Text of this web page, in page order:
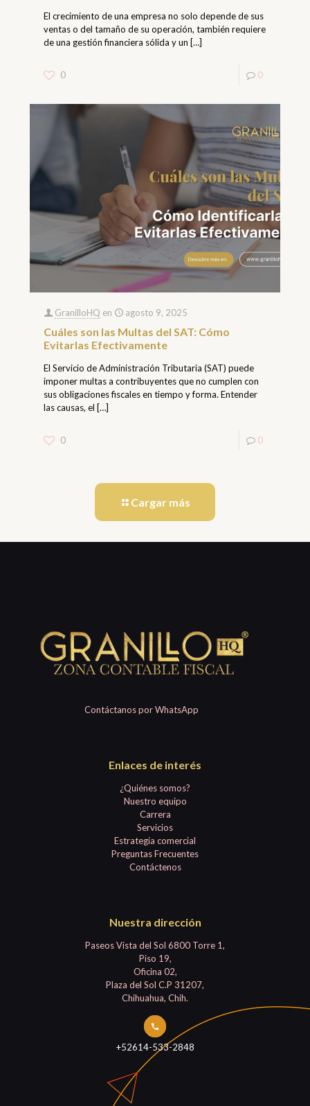
El crecimiento de una empresa no solo depende de sus
ventas o del tamaño de su operación, también requiere
de una gestión financiera sólida y un […]
0 0
GranilloHQ en agosto 9, 2025
Cuáles son las Multas del SAT: Cómo
Evitarlas Efectivamente
El Servicio de Administración Tributaria (SAT) puede
imponer multas a contribuyentes que no cumplen con
sus obligaciones fiscales en tiempo y forma. Entender
las causas, el […]
0 0
Cargar más
Contáctanos por WhatsApp
Enlaces de interés
¿Quiénes somos?
Nuestro equipo
Carrera
Servicios
Estrategia comercial
Preguntas Frecuentes
Contáctenos
Nuestra dirección
Paseos Vista del Sol 6800 Torre 1,
Piso 19,
Oficina 02,
Plaza del Sol C.P 31207,
Chihuahua, Chih.
+52614-533-2848